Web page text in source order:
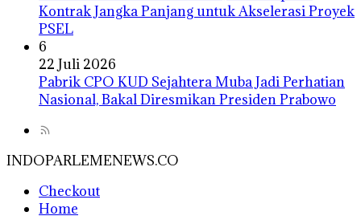
Kontrak Jangka Panjang untuk Akselerasi Proyek
PSEL
6
22 Juli 2026
Pabrik CPO KUD Sejahtera Muba Jadi Perhatian
Nasional, Bakal Diresmikan Presiden Prabowo
INDOPARLEMENEWS.CO
Checkout
Home